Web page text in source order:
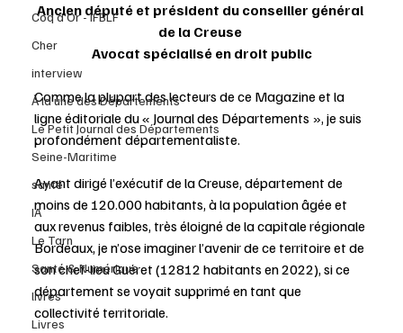
Coq d'Or - IFBLF
Cher
interview
À la une des Départements
Le Petit Journal des Départements
Seine-Maritime
santé
IA
Le Tarn
Santé & Numérique
livres
Livres
Ancien député et président du conseiller général
de la Creuse
Avocat spécialisé en droit public
Comme la plupart des lecteurs de ce Magazine et la
ligne éditoriale du « Journal des Départements », je suis
profondément départementaliste.
Ayant dirigé l’exécutif de la Creuse, département de
moins de 120.000 habitants, à la population âgée et
aux revenus faibles, très éloigné de la capitale régionale
Bordeaux, je n’ose imaginer l’avenir de ce territoire et de
son chef-lieu Guéret (12812 habitants en 2022), si ce
département se voyait supprimé en tant que
collectivité territoriale.